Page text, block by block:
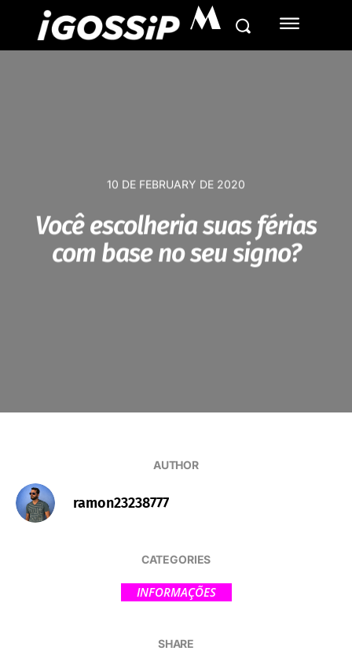
M
10 DE FEBRUARY DE 2020
Você escolheria suas férias
com base no seu signo?
AUTHOR
ramon23238777
CATEGORIES
INFORMAÇÕES
SHARE